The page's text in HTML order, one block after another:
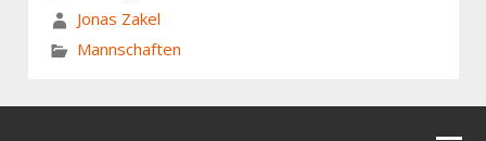
Jonas Zakel
Mannschaften